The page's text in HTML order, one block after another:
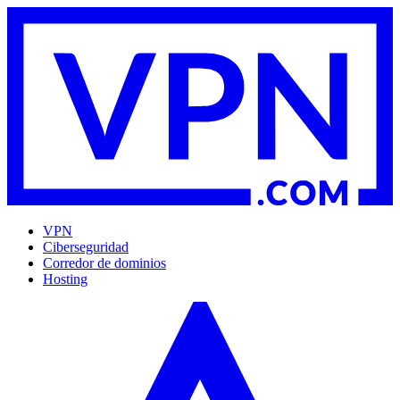
VPN
Ciberseguridad
Corredor de dominios
Hosting